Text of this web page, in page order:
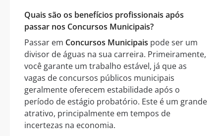
Quais são os benefícios profissionais após
passar nos Concursos Municipais?
Passar em Concursos Municipais pode ser um
divisor de águas na sua carreira. Primeiramente,
você garante um trabalho estável, já que as
vagas de concursos públicos municipais
geralmente oferecem estabilidade após o
período de estágio probatório. Este é um grande
atrativo, principalmente em tempos de
incertezas na economia.